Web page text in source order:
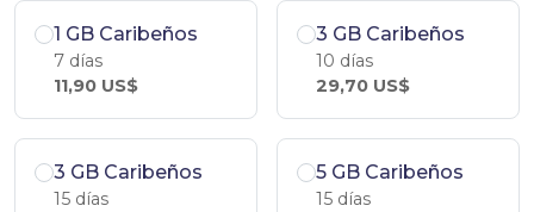
1 GB Caribeños
7 días
11,90 US$
3 GB Caribeños
10 días
29,70 US$
3 GB Caribeños
15 días
5 GB Caribeños
15 días